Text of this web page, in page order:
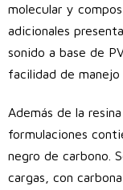
molecular y
adicionales
sonido a base de
facilidad de
Además de la
formulaciones
negro de carbono.
cargas, con